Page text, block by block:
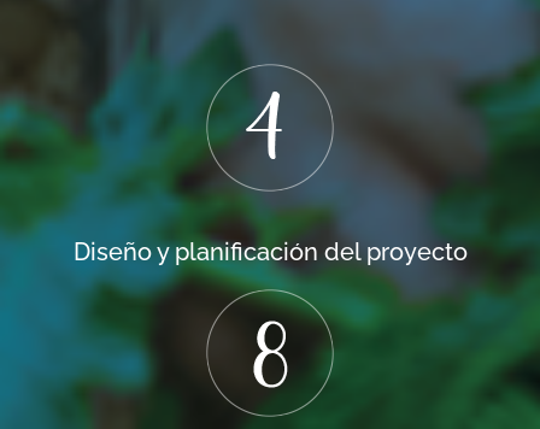
Diseño y planificación del proyecto